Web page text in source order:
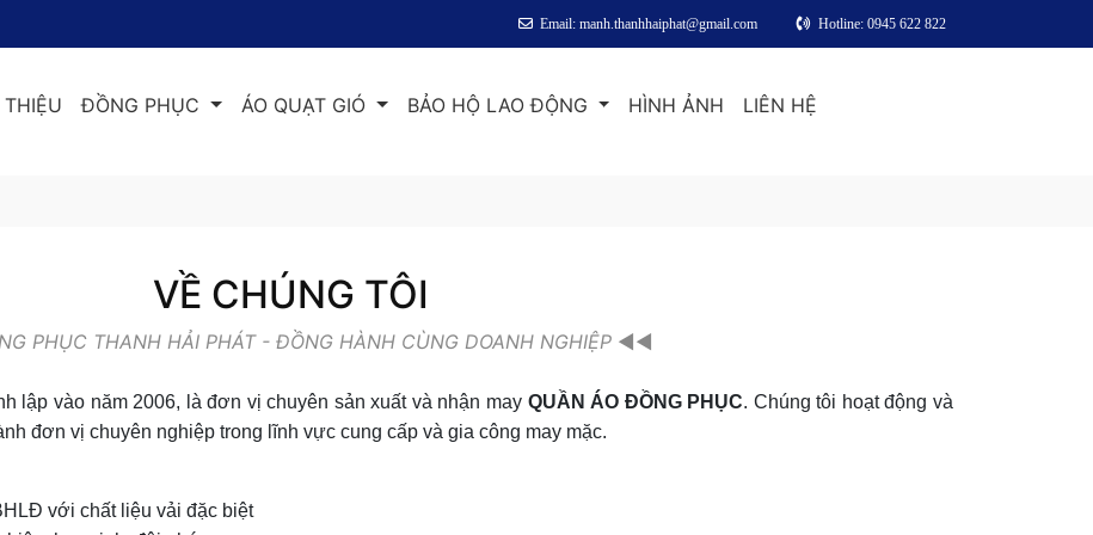
Email: manh.thanhhaiphat@gmail.com Hotline: 0945 622 822
THIỆU ĐỒNG PHỤC ÁO QUẠT GIÓ BẢO HỘ LAO ĐỘNG HÌNH ẢNH LIÊN HỆ
VỀ CHÚNG TÔI
PHỤC THANH HẢI PHÁT - ĐỒNG HÀNH CÙNG DOANH NGHIỆP ◄◄
lập vào năm 2006, là đơn vị chuyên sản xuất và nhận may QUẦN ÁO ĐỒNG PHỤC. Chúng tôi hoạt động và
đơn vị chuyên nghiệp trong lĩnh vực cung cấp và gia công may mặc.
với chất liệu vải đặc biệt